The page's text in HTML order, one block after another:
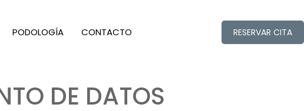
PODOLOGÍA CONTACTO RESERVAR CITA
DE DATOS